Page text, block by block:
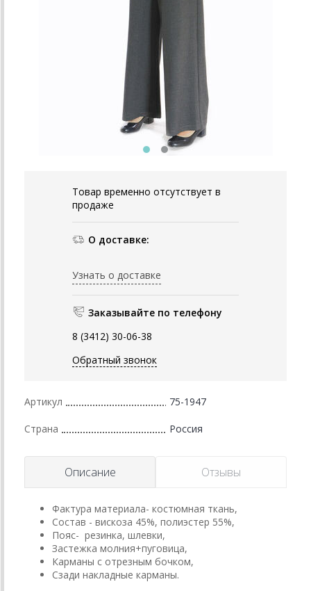
Товар временно отсутствует в
продаже
О доставке:
Узнать о доставке
Заказывайте по телефону
8 (3412) 30-06-38
Обратный звонок
Артикул 75-1947
Страна Россия
Описание Отзывы
Фактура материала- костюмная ткань,
Состав - вискоза 45%, полиэстер 55%,
Пояс- резинка, шлевки,
Застежка молния+пуговица,
Карманы с отрезным бочком,
Сзади накладные карманы.